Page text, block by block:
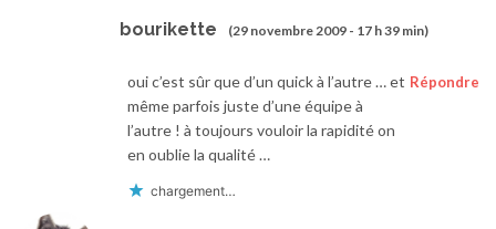
bourikette (29 novembre 2009 - 17 h 39 min)
Répondre
oui c’est sûr que d’un quick à l’autre … et
même parfois juste d’une équipe à
l’autre ! à toujours vouloir la rapidité on
en oublie la qualité …
chargement…